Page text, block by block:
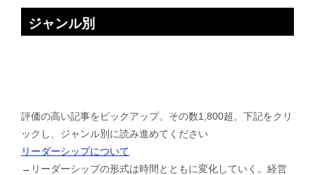
ジャンル別
評価の高い記事をピックアップ。その数1,800超。下記をクリ
ックし、ジャンル別に読み進めてください
リーダーシップについて
→リーダーシップの形式は時間とともに変化していく。経営